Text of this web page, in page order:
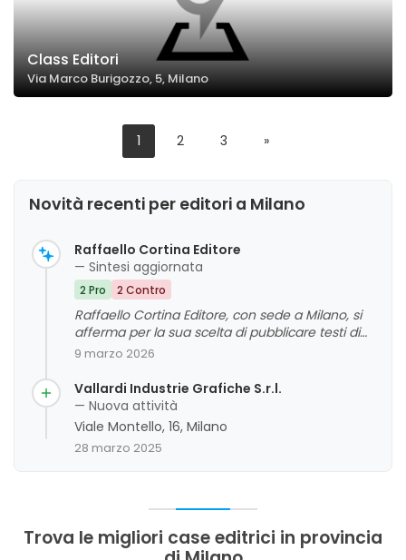
Class Editori
Via Marco Burigozzo, 5, Milano
1 2 3 »
Novità recenti per editori a Milano
Raffaello Cortina Editore
— Sintesi aggiornata
2 Pro 2 Contro
Raffaello Cortina Editore, con sede a Milano, si
afferma per la sua scelta di pubblicare testi di
grande valore storico e culturale, dimostrando
italiano. Tuttavia, i clienti evidenziano alcune
criticità legate alla qualità delle traduzioni e alla
cura editoriale, che rappresentano aspetti da
migliorare. La valutazione complessiva riflette
un'attività apprezzata per il suo contributo
9 marzo 2026
Vallardi Industrie Grafiche S.r.l.
— Nuova attività
Viale Montello, 16, Milano
28 marzo 2025
Trova le migliori case editrici in provincia